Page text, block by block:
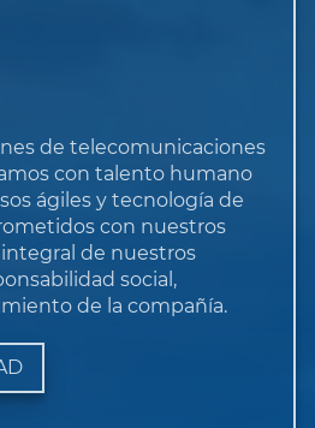
de telecomunicaciones
con talento humano
ágiles y tecnología de
con nuestros
de nuestros
social,
de la compañía.